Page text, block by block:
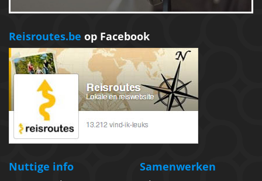
Reisroutes.be op Facebook
Nuttige info Samenwerken